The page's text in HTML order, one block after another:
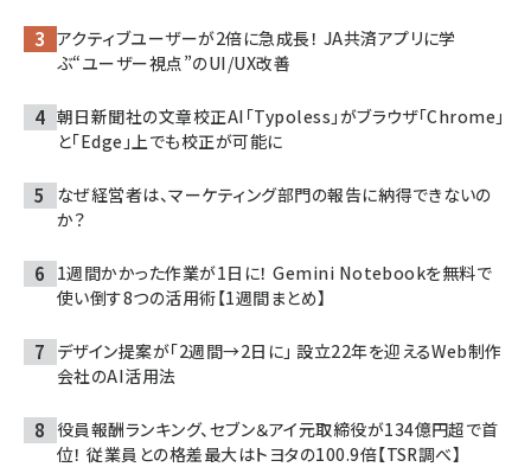
アクティブユーザーが2倍に急成長！ JA共済アプリに学
ぶ“ユーザー視点”のUI/UX改善
朝日新聞社の文章校正AI「Typoless」がブラウザ「Chrome」
と「Edge」上でも校正が可能に
なぜ経営者は、マーケティング部門の報告に納得できないの
か？
1週間かかった作業が1日に！ Gemini Notebookを無料で
使い倒す8つの活用術【1週間まとめ】
デザイン提案が「2週間→2日に」 設立22年を迎えるWeb制作
会社のAI活用法
役員報酬ランキング、セブン＆アイ元取締役が134億円超で首
位！ 従業員との格差最大はトヨタの100.9倍【TSR調べ】